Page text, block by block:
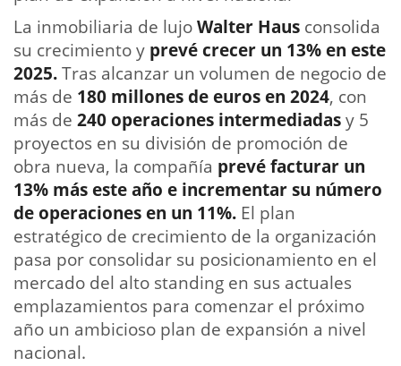
La inmobiliaria de lujoWalter Haus consolida
su crecimiento y prevé crecer un 13% en este
2025.Tras alcanzar un volumen de negocio de
más de 180 millones de euros en 2024, con
más de 240 operaciones intermediadasy 5
proyectos en su división de promoción de
obra nueva, la compañía prevé facturar un
13% más este año e incrementar su número
de operaciones en un 11%. El plan
estratégico de crecimiento de la organización
pasa por consolidar su posicionamiento en el
mercado del alto standing en sus actuales
emplazamientos para comenzar el próximo
año un ambicioso plan de expansión a nivel
nacional.